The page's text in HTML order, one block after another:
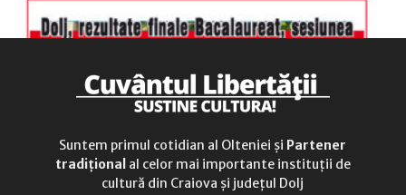
Suntem primul cotidian al Olteniei și Partener
tradițional al celor mai importante instituții de
cultură din Craiova și județul Dolj